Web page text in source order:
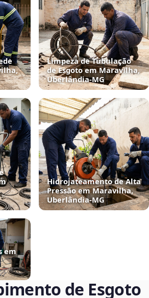
Limpeza de Tubulação
de Esgoto em Maravilha,
Uberlândia‑MG
Hidrojateamento de Alta
Pressão em Maravilha,
Uberlândia‑MG
em
de Esgoto